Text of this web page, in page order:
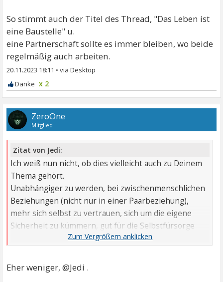
So stimmt auch der Titel des Thread, "Das Leben ist
eine Baustelle" u.
eine Partnerschaft sollte es immer bleiben, wo beide
regelmäßig auch arbeiten.
20.11.2023 18:11 •
x 2
ZeroOne
Mitglied
Zitat von Jedi:
Ich weiß nun nicht, ob dies vielleicht auch zu Deinem
Thema gehört.
Unabhängiger zu werden, bei zwischenmenschlichen
Beziehungen (nicht nur in einer Paarbeziehung),
mehr sich selbst zu vertrauen, sich um die eigene
Sicherheit zu kümmern, gut für die Selbstfürsorge
zu sorgen, auch sich seiner Selbstwirksamkeit
schaffen, was die eigenen Bedürfnisse betrifft u. wie
man zwischenmenschliche Beziehungen
Eher weniger, @Jedi .